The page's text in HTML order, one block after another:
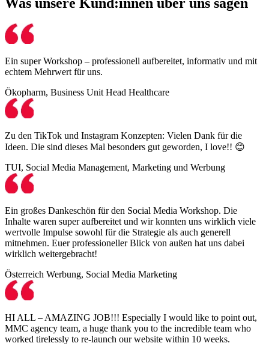
Ein super Workshop – professionell aufbereitet, informativ und mit
echtem Mehrwert für uns.
Ökopharm, Business Unit Head Healthcare
Zu den TikTok und Instagram Konzepten: Vielen Dank für die
Ideen. Die sind dieses Mal besonders gut geworden, I love!! 😊
TUI, Social Media Management, Marketing und Werbung
Ein großes Dankeschön für den Social Media Workshop. Die
Inhalte waren super aufbereitet und wir konnten uns wirklich viele
wertvolle Impulse sowohl für die Strategie als auch generell
mitnehmen. Euer professioneller Blick von außen hat uns dabei
wirklich weitergebracht!
Österreich Werbung, Social Media Marketing
HI ALL – AMAZING JOB!!! Especially I would like to point out,
MMC agency team, a huge thank you to the incredible team who
worked tirelessly to re-launch our website within 10 weeks.